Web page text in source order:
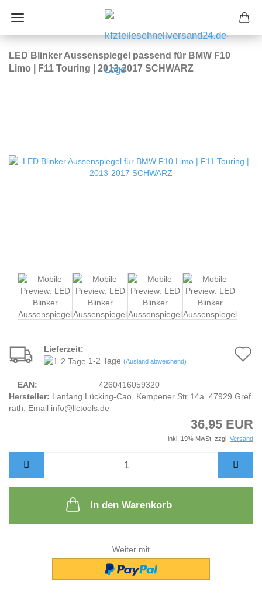
LED Blinker Aussenspiegel passend für BMW F10
Limo | F11 Touring | 2013-2017 SCHWARZ
Lieferzeit:
1-2 Tage (Ausland abweichend)
EAN:
4260416059320
Hersteller: Lanfang Lücking-Cao, Kempener Str 14a. 47929 Gref
rath. Email info@llctools.de
36,95 EUR
inkl. 19% MwSt. zzgl. Versand
In den Warenkorb
Weiter mit